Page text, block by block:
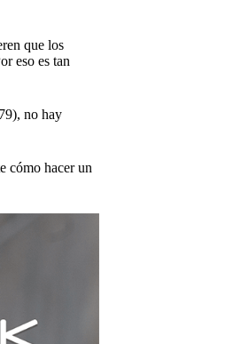
que los
eso es tan
no hay
cómo hacer un